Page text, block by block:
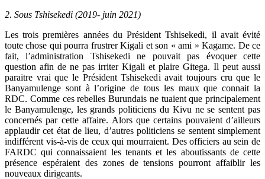
2. Sous Tshisekedi (2019- juin 2021)
Les trois premières années du Président Tshisekedi, il avait évité
toute chose qui pourra frustrer Kigali et son « ami » Kagame. De ce
fait, l’administration Tshisekedi ne pouvait pas évoquer cette
question afin de ne pas irriter Kigali et plaire Gitega. Il peut aussi
paraitre vrai que le Président Tshisekedi avait toujours cru que le
Banyamulenge sont à l’origine de tous les maux que connait la
RDC. Comme ces rebelles Burundais ne tuaient que principalement
le Banyamulenge, les grands politiciens du Kivu ne se sentent pas
concernés par cette affaire. Alors que certains pouvaient d’ailleurs
applaudir cet état de lieu, d’autres politiciens se sentent simplement
indifférent vis-à-vis de ceux qui mourraient. Des officiers au sein de
FARDC qui connaissaient les tenants et les aboutissants de cette
présence espéraient des zones de tensions pourront affaiblir les
nouveaux dirigeants.